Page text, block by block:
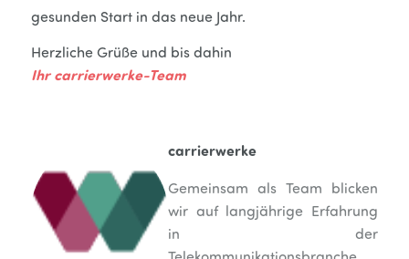
gesunden Start in das neue Jahr.
Herzliche Grüße und bis dahin
Ihr carrierwerke-Team
carrierwerke
Gemeinsam als Team blicken
wir auf langjährige Erfahrung
in der